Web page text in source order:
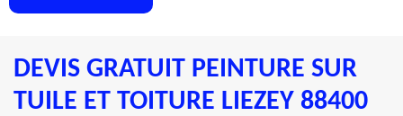
DEVIS GRATUIT PEINTURE SUR
TUILE ET TOITURE LIEZEY 88400